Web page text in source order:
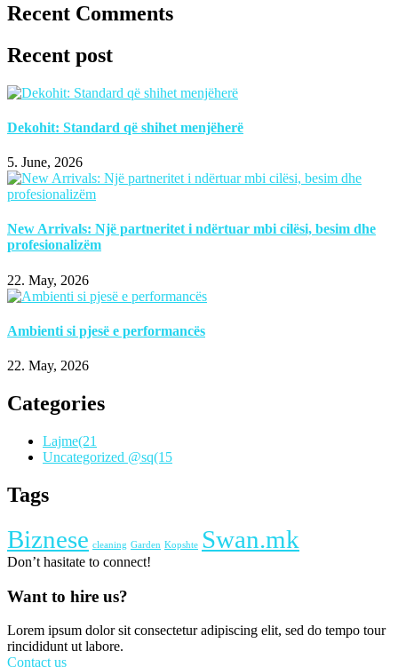
Recent Comments
Recent post
Dekohit: Standard që shihet menjëherë
5. June, 2026
New Arrivals: Një partneritet i ndërtuar mbi cilësi, besim dhe
profesionalizëm
22. May, 2026
Ambienti si pjesë e performancës
22. May, 2026
Categories
Lajme(21
Uncategorized @sq(15
Tags
Biznese cleaning Garden Kopshte Swan.mk
Don’t hasitate to connect!
Want to hire us?
Lorem ipsum dolor sit consectetur adipiscing elit, sed do tempo tour
rincididunt ut labore.
Contact us